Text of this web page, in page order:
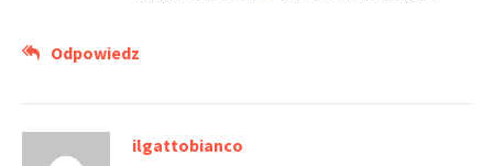
Odpowiedz
ilgattobianco